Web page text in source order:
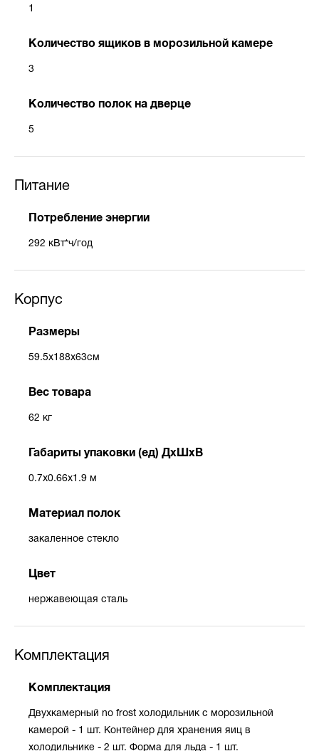
1
Количество ящиков в морозильной камере
3
Количество полок на дверце
5
Питание
Потребление энергии
292 кВт*ч/год
Корпус
Размеры
59.5x188x63см
Вес товара
62 кг
Габариты упаковки (ед) ДхШхВ
0.7x0.66x1.9 м
Материал полок
закаленное стекло
Цвет
нержавеющая сталь
Комплектация
Комплектация
Двухкамерный no frost холодильник с морозильной
камерой - 1 шт. Контейнер для хранения яиц в
холодильнике - 2 шт. Форма для льда - 1 шт.